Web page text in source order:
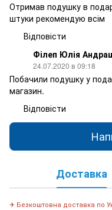
Отримав подушку в
штуки рекомендую всім
Відповісти
Філеп Юлія
24.07.2020 в 09:18
Побачили подушку у
магазин.
Відповісти
Доставка
✈ Безкоштовна доставка по